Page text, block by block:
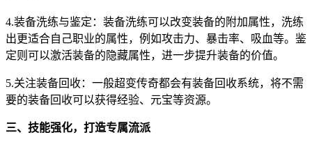
4.装备洗练与鉴定：装备洗练可以改变装备的附加属性，洗练
出更适合自己职业的属性，例如攻击力、暴击率、吸血等。鉴
定则可以激活装备的隐藏属性，进一步提升装备的价值。
5.关注装备回收：一般超变传奇都会有装备回收系统，将不需
要的装备回收可以获得经验、元宝等资源。
三、技能强化，打造专属流派